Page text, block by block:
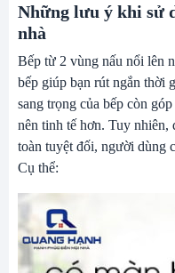
Những lưu ý khi sử
nhà
Bếp từ 2 vùng nấu nổi lên
bếp giúp bạn rút ngắn thời
sang trọng của bếp còn
nên tinh tế hơn. Tuy nhiên,
toàn tuyệt đối, người dùng
Cụ thể: